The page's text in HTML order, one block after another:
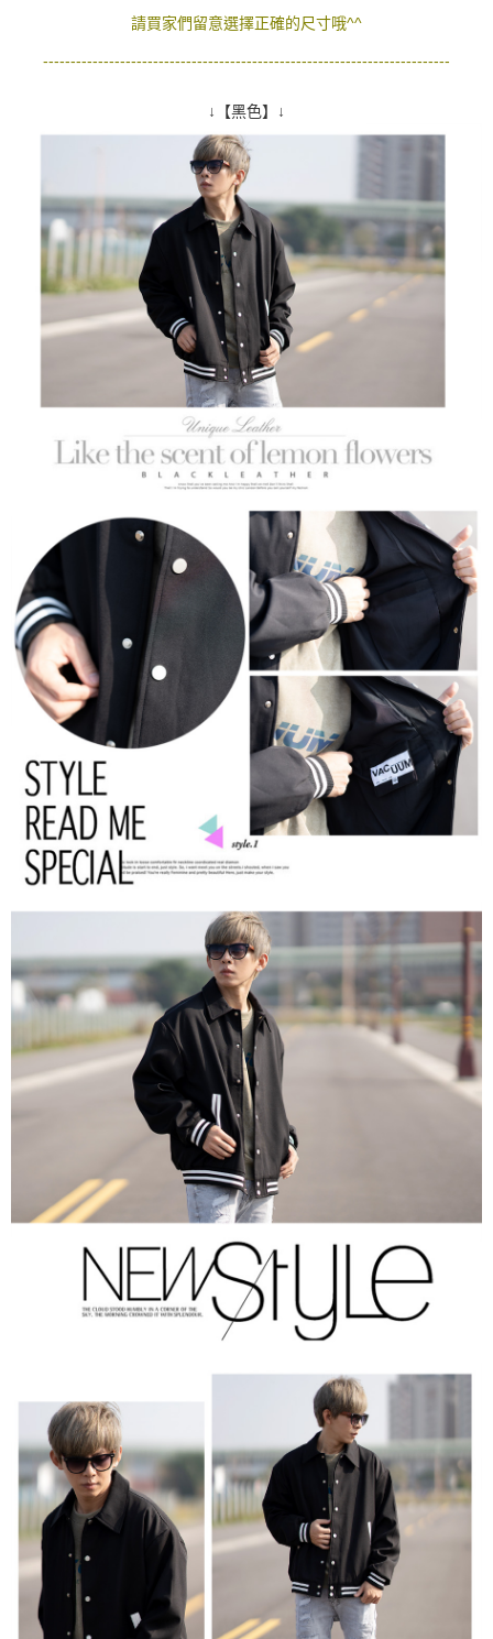
ATM／網路銀行／等多元方式進行付款，方視為交易完成。
購買商品的店家。未經商家同意取消之訂單仍視為有效，需透過AFTEE先享
※ 交易是否成功請以「AFTEE先享後付 」之結帳頁面顯示為準，若有關於
是否繳費成功／繳費後需取消欲退款等相關疑問，請聯繫「AFTEE先享後付
https://netprotections.freshdesk.com/support/home
１．透過由恩沛科技股份有限公司提供之「AFTEE先享後付」服務完成之交
易，需依本服務之必要範圍內提供個人資料，並將交易相關給付款項請求債
權轉讓予恩沛科技股份有限公司。
２．關於個人資料處理事宜，請瀏覽以下網址：
https://aftee.tw/terms/#terms3
３．未成年的使用者請事先徵得法定代理人或監護人之同意方可使用
「AFTEE先享後付」，若未經同意申辦者引起之損失，本公司不負相關責
任。
４．使用「AFTEE先享後付」時，將依據個別帳號之用戶狀況，依本公司即
時審查核予不同之上限額度；若仍有額度不足之情形，本公司將視審查結果
５．嚴禁一人註冊多個帳號或使用他人資訊註冊。若發現惡意使用之情形，
恩沛科技股份有限公司將有權停止該用戶之使用額度並採取法律行動。
每筆NT$80，滿NT$1,800(含以上)免運費
每筆NT$80，滿NT$1,800(含以上)免運費
每筆NT$120，滿NT$3,000(含以上)免運費
請買家們留意選擇正確的尺寸哦^^
--------------------------------------------------------------------------
↓【黑色】↓